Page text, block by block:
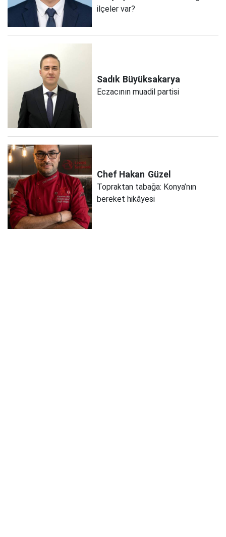
ilçeler var?
Sadık Büyüksakarya
Eczacının muadil partisi
Chef Hakan Güzel
Topraktan tabağa: Konya’nın
bereket hikâyesi